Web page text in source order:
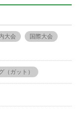
大会
国際大会
（ガット）